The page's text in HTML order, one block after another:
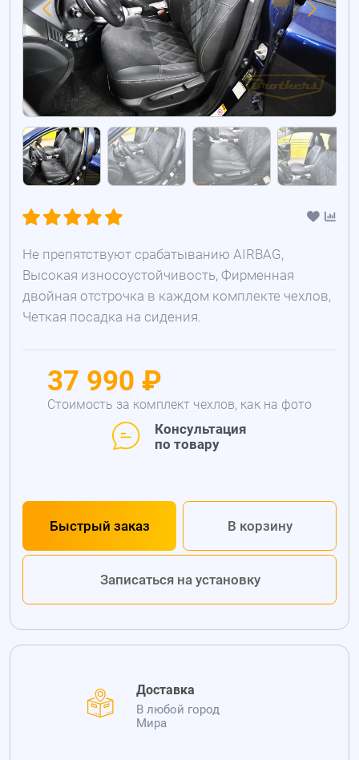
Не препятствуют срабатыванию AIRBAG,
Высокая износоустойчивость, Фирменная
двойная отстрочка в каждом комплекте чехлов,
Четкая посадка на сидения.
37 990 ₽
Стоимость за комплект чехлов, как на фото
Консультация
по товару
Быстрый заказ В корзину
Записаться на установку
Доставка
В любой город
Мира